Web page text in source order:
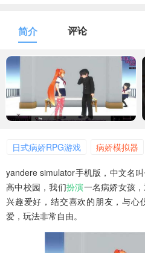
1百+款手游
体育竞速
1百+款手游
冒险解
1百+款
音乐舞蹈
儿童教
简介 评论
日式病娇RPG游戏 病娇模拟器
yandere simulator手机版，中文名
高中校园，我们扮演一名病娇女孩
兴趣爱好，结交喜欢的朋友，与
爱，玩法非常自由。